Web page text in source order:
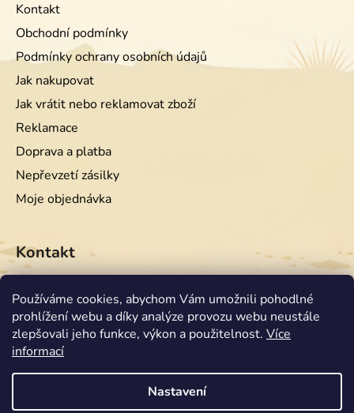
Používáme cookies, abychom Vám umožnili pohodlné
prohlížení webu a díky analýze provozu webu neustále
zlepšovali jeho funkce, výkon a použitelnost. Více
informací
Nastavení
Kontakt
Obchodní podmínky
Podmínky ochrany osobních údajů
Jak nakupovat
Jak vrátit nebo reklamovat zboží
Reklamace
Doprava a platba
Nepřevzetí zásilky
Moje objednávka
Kontakt
info @equiwest.cz
+420724001554